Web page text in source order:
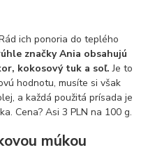
ich ponoria do teplého
značky Ania obsahujú
kokosový tuk a soľ.Je to
hodnotu, musíte si však
a každá použitá prísada je
Cena? Asi 3 PLN na 100 g.
múkou